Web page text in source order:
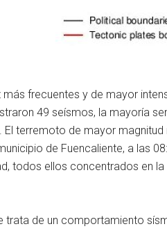
frecuentes y de mayor
49 seísmos, la mayoría
El terremoto de mayor
de Fuencaliente, a las
todos ellos concentrados en
trata de un comportamiento